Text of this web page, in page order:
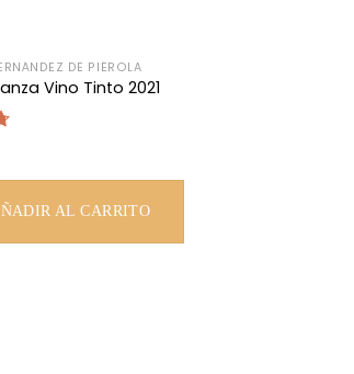
DE PIÉROLA
Vino Tinto 2021
AL CARRITO